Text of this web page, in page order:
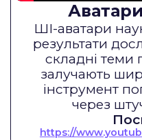
ШІ-аватари
результати
складні теми
залучають
інструмент
через
https://